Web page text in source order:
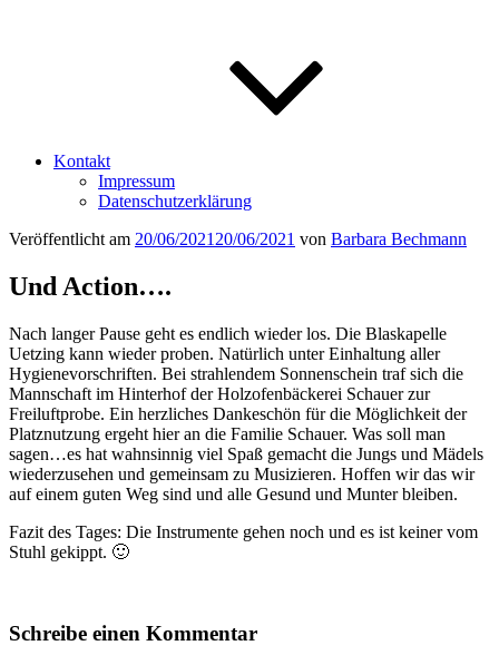
Kontakt
Impressum
Datenschutzerklärung
Veröffentlicht am 20/06/2021 20/06/2021 von Barbara Bechmann
Und Action….
Nach langer Pause geht es endlich wieder los. Die Blaskapelle
Uetzing kann wieder proben. Natürlich unter Einhaltung aller
Hygienevorschriften. Bei strahlendem Sonnenschein traf sich die
Mannschaft im Hinterhof der Holzofenbäckerei Schauer zur
Freiluftprobe. Ein herzliches Dankeschön für die Möglichkeit der
Platznutzung ergeht hier an die Familie Schauer. Was soll man
sagen…es hat wahnsinnig viel Spaß gemacht die Jungs und Mädels
wiederzusehen und gemeinsam zu Musizieren. Hoffen wir das wir
auf einem guten Weg sind und alle Gesund und Munter bleiben.
Fazit des Tages: Die Instrumente gehen noch und es ist keiner vom
Stuhl gekippt. 🙂
Schreibe einen Kommentar